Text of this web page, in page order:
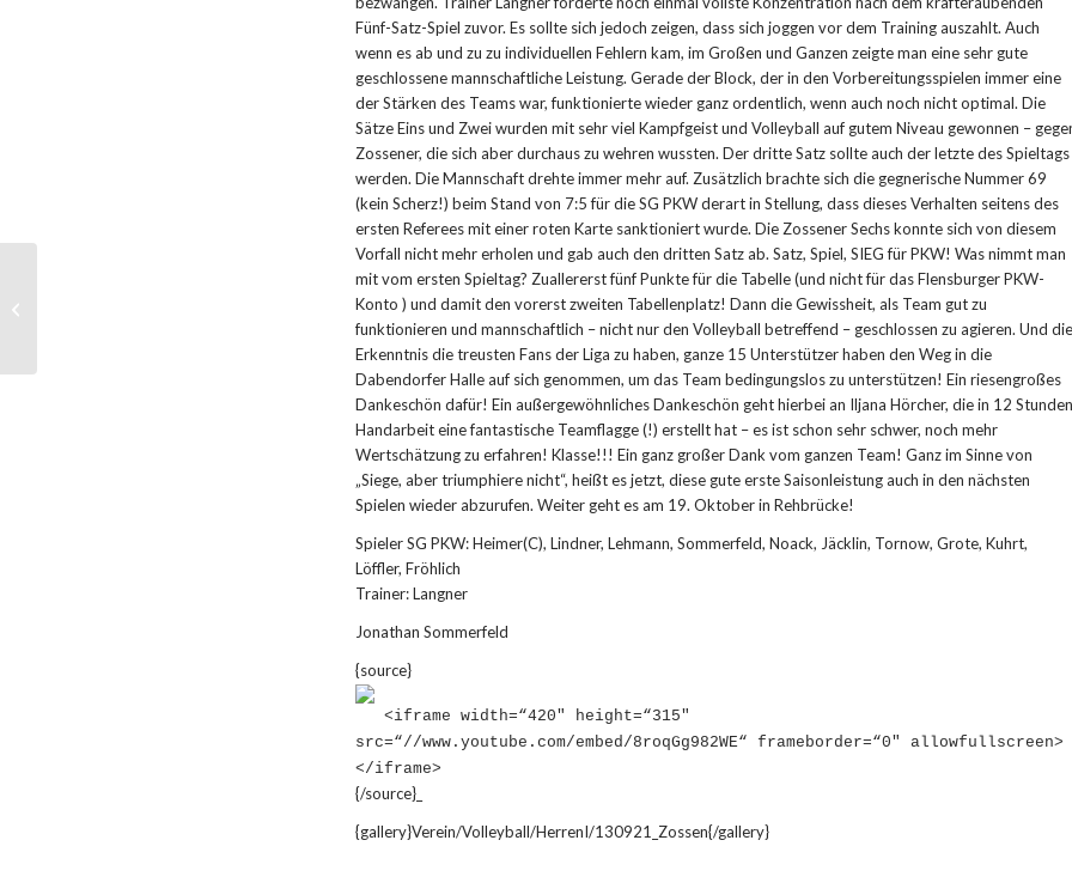
Fünf-Satz-Spiel zuvor. Es sollte sich jedoch zeigen, dass sich joggen vor dem Training auszahlt. Auch
wenn es ab und zu zu individuellen Fehlern kam, im Großen und Ganzen zeigte man eine sehr gute
geschlossene mannschaftliche Leistung. Gerade der Block, der in den Vorbereitungsspielen immer eine
der Stärken des Teams war, funktionierte wieder ganz ordentlich, wenn auch noch nicht optimal. Die
Sätze Eins und Zwei wurden mit sehr viel Kampfgeist und Volleyball auf gutem Niveau gewonnen –
Zossener, die sich aber durchaus zu wehren wussten. Der dritte Satz sollte auch der letzte des Spieltags
werden. Die Mannschaft drehte immer mehr auf. Zusätzlich brachte sich die gegnerische Nummer 69
(kein Scherz!) beim Stand von 7:5 für die SG PKW derart in Stellung, dass dieses Verhalten seitens des
ersten Referees mit einer roten Karte sanktioniert wurde. Die Zossener Sechs konnte sich von diesem
Vorfall nicht mehr erholen und gab auch den dritten Satz ab. Satz, Spiel, SIEG für PKW! Was nimmt man
mit vom ersten Spieltag? Zuallererst fünf Punkte für die Tabelle (und nicht für das Flensburger PKW-
Konto ) und damit den vorerst zweiten Tabellenplatz! Dann die Gewissheit, als Team gut zu
funktionieren und mannschaftlich – nicht nur den Volleyball betreffend – geschlossen zu agieren. Und die
Erkenntnis die treusten Fans der Liga zu haben, ganze 15 Unterstützer haben den Weg in die
Dabendorfer Halle auf sich genommen, um das Team bedingungslos zu unterstützen! Ein riesengroßes
Dankeschön dafür! Ein außergewöhnliches Dankeschön geht hierbei an Iljana Hörcher, die in 12 Stunden
Handarbeit eine fantastische Teamflagge (!) erstellt hat – es ist schon sehr schwer, noch mehr
Wertschätzung zu erfahren! Klasse!!! Ein ganz großer Dank vom ganzen Team! Ganz im Sinne von
„Siege, aber triumphiere nicht“, heißt es jetzt, diese gute erste Saisonleistung auch in den nächsten
Spielen wieder abzurufen. Weiter geht es am 19. Oktober in Rehbrücke!
Spieler SG PKW: Heimer(C), Lindner, Lehmann, Sommerfeld, Noack, Jäcklin, Tornow, Grote, Kuhrt,
Löffler, Fröhlich
Trainer: Langner
Jonathan Sommerfeld
{source}
<iframe width=“420″ height=“315″
src=“//www.youtube.com/embed/8roqGg982WE“ frameborder=“0″ allowfullscreen>
</iframe>
{/source}
{gallery}Verein/Volleyball/HerrenI/130921_Zossen{/gallery}